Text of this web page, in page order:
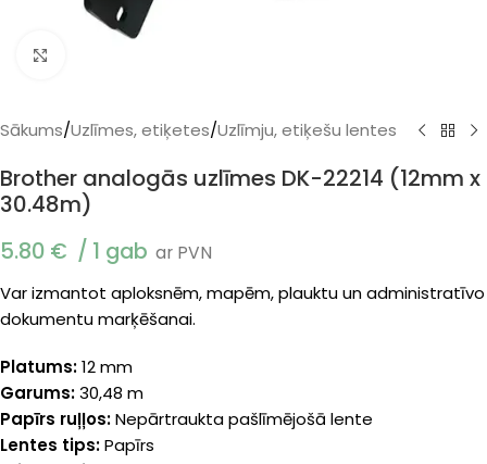
Sākums/Uzlīmes, etiķetes/Uzlīmju, etiķešu lentes
Brother analogās uzlīmes DK-22214 (12mm x
30.48m)
5.80 € 1 gab ar PVN
Var izmantot aploksnēm, mapēm, plauktu un administratīvo
dokumentu marķēšanai.
Platums:12 mm
Garums:30,48 m
Papīrs ruļļos:Nepārtraukta pašlīmējošā lente
Lentes tips:Papīrs